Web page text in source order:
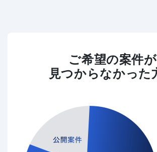
ご希望の案件が
見つからなかった